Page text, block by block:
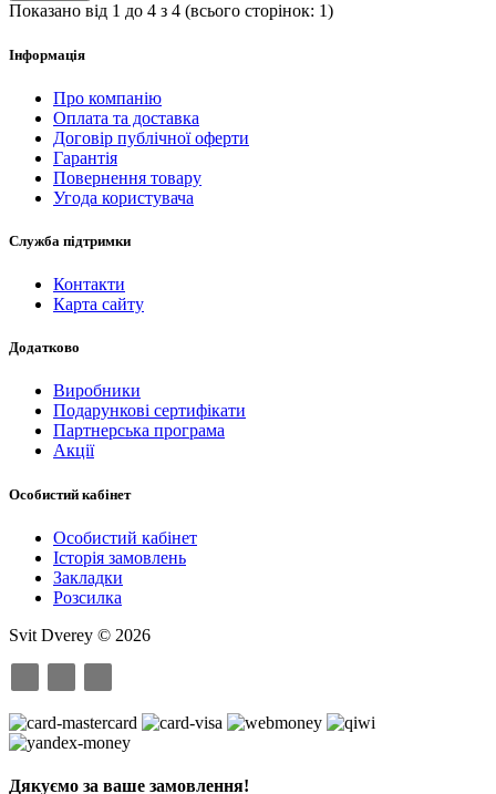
Показано від 1 до 4 з 4 (всього сторінок: 1)
Інформація
Про компанію
Оплата та доставка
Договір публічної оферти
Гарантія
Повернення товару
Угода користувача
Служба підтримки
Контакти
Карта сайту
Додатково
Виробники
Подарункові сертифікати
Партнерська програма
Акції
Особистий кабінет
Особистий кабінет
Історія замовлень
Закладки
Розсилка
Svit Dverey © 2026
Дякуємо за ваше замовлення!